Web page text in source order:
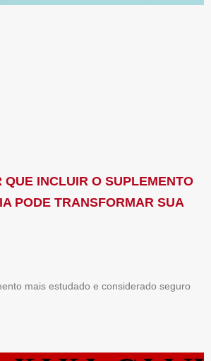
QUE INCLUIR O SUPLEMENTO
PODE TRANSFORMAR SUA
mais estudado e considerado seguro